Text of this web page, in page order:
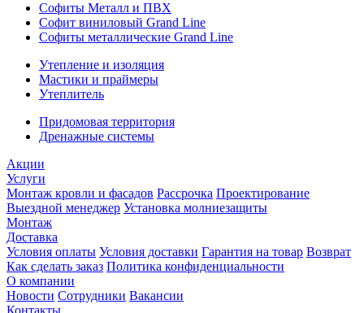
Софиты Металл и ПВХ
Софит виниловый Grand Line
Софиты металлические Grand Line
Утепление и изоляция
Мастики и праймеры
Утеплитель
Придомовая территория
Дренажные системы
Акции
Услуги
Монтаж кровли и фасадов Рассрочка Проектирование
Выездной менеджер Установка молниезащиты
Монтаж
Доставка
Условия оплаты Условия доставки Гарантия на товар Возврат
Как сделать заказ Политика конфиденциальности
О компании
Новости Сотрудники Вакансии
Контакты